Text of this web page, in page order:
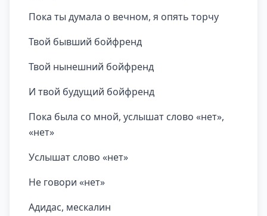
Пока ты думала о вечном, я опять торчу
Твой бывший бойфренд
Твой нынешний бойфренд
И твой будущий бойфренд
Пока была со мной, услышат слово «нет»,
«нет»
Услышат слово «нет»
Не говори «нет»
Адидас, мескалин